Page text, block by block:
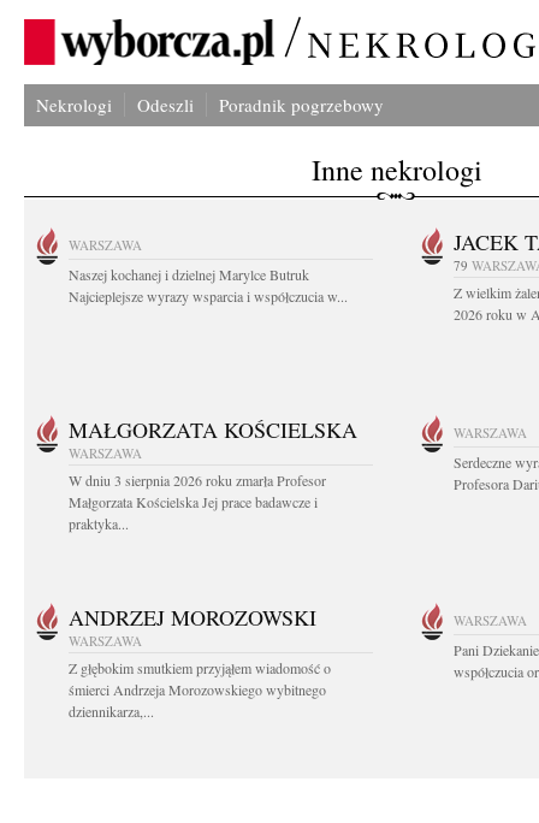
Nekrologi Odeszli Poradnik pogrzebowy
Inne nekrologi
WARSZAWA
Naszej kochanej i dzielnej Marylce Butruk
Najcieplejsze wyrazy wsparcia i współczucia w...
JACEK
79
Z wielkim
2026 roku w
MAŁGORZATA KOŚCIELSKA
WARSZAWA
W dniu 3 sierpnia 2026 roku zmarła Profesor
Małgorzata Kościelska Jej prace badawcze i
praktyka...
WARSZAWA
Serdeczne
Profesora
ANDRZEJ MOROZOWSKI
WARSZAWA
Z głębokim smutkiem przyjąłem wiadomość o
śmierci Andrzeja Morozowskiego wybitnego
dziennikarza,...
WARSZAWA
Pani
współczucia